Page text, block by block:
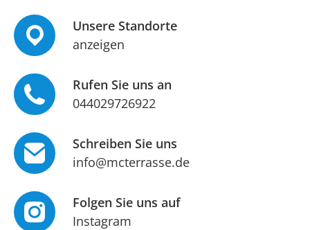
Unsere Standorte
anzeigen
Rufen Sie uns an
044029726922
Schreiben Sie uns
info@mcterrasse.de
Folgen Sie uns auf
Instagram